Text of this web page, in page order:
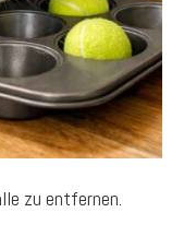
zu entfernen.